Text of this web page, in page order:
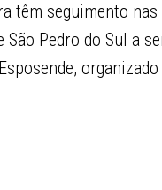
têm seguimento nas
Pedro do Sul a